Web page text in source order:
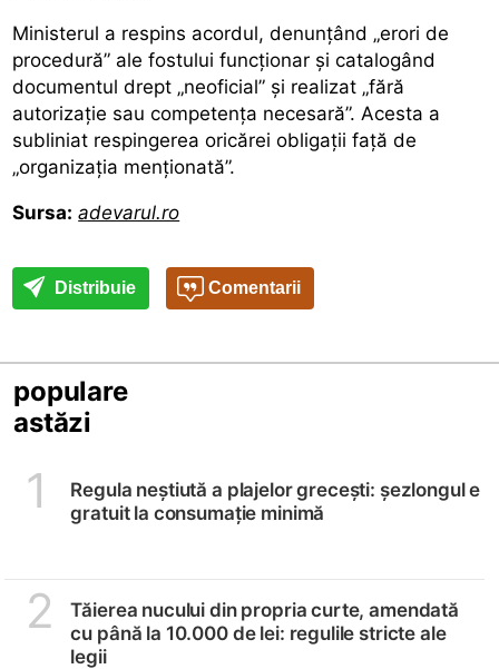
Ministerul a respins acordul, denunțând „erori de
procedură” ale fostului funcționar și catalogând
documentul drept „neoficial” și realizat „fără
autorizație sau competența necesară”. Acesta a
subliniat respingerea oricărei obligații față de
„organizația menționată”.
Sursa: adevarul.ro
Distribuie Comentarii
populare
astăzi
1
Regula neștiută a plajelor grecești: șezlongul e
gratuit la consumație minimă
2
Tăierea nucului din propria curte, amendată
cu până la 10.000 de lei: regulile stricte ale
legii